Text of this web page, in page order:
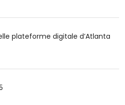
plateforme digitale d’Atlanta